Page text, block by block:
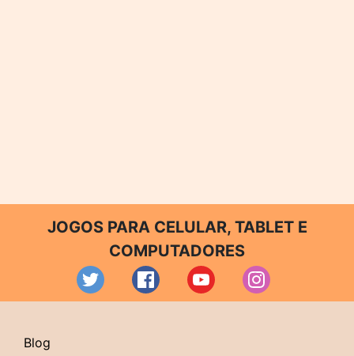
JOGOS PARA CELULAR, TABLET E
COMPUTADORES
Blog